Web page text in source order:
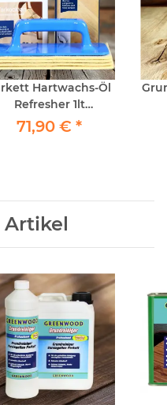
Hartwachs-Öl
Refresher 1lt
Auffrischer
1x Tarkoclean inkl.
71,90 € *